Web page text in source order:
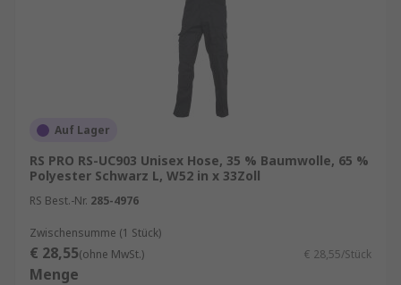
Auf Lager
RS PRO RS-UC903 Unisex Hose, 35 % Baumwolle, 65 %
Polyester Schwarz L, W52 in x 33Zoll
RS Best.-Nr. 285-4976
Zwischensumme (1 Stück)
€ 28,55(ohne MwSt.) € 28,55/Stück
Menge